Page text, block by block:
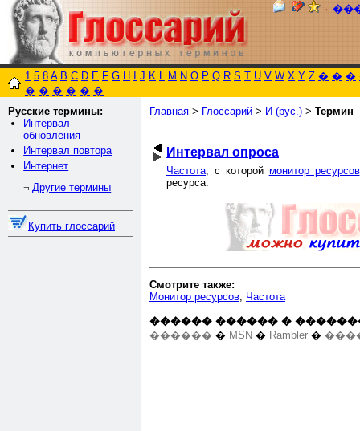
٠
1 5 8 A B C D E F G H J K L M N O P Q R S T U V W X Y Z � � �
� � � � � �
Русские термины:
Интервал
обновления
Интервал повтора
Интернет
¬ Другие термины
Купить глоссарий
Главная > Глоссарий > И (рус.) > Термин
Интервал опроса
Частота, с которой монитор ресурсов
ресурса.
Смотрите также:
Монитор ресурсов Частота
������ ������ �
������ � MSN � Rambler �